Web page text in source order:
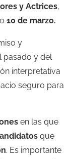
y Actrices,
10 de marzo.
y
pasado y del
interpretativa
seguro para
en las que
que
. Es importante